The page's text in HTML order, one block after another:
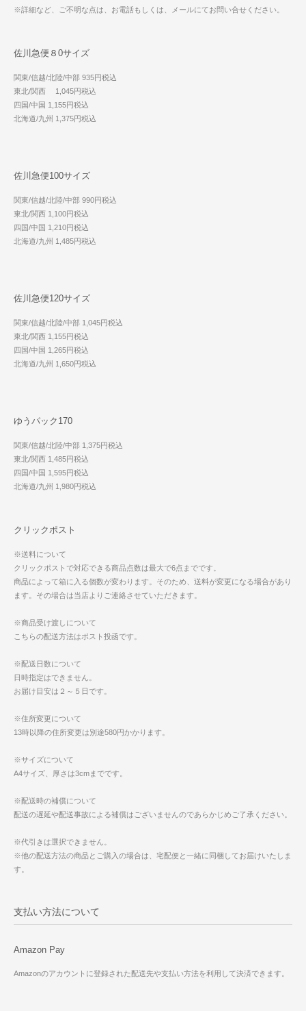
※詳細など、ご不明な点は、お電話もしくは、メールにてお問い合せください。
佐川急便８0サイズ
関東/信越/北陸/中部 935円税込
東北/関西 1,045円税込
四国/中国 1,155円税込
北海道/九州 1,375円税込
佐川急便100サイズ
関東/信越/北陸/中部 990円税込
東北/関西 1,100円税込
四国/中国 1,210円税込
北海道/九州 1,485円税込
佐川急便120サイズ
関東/信越/北陸/中部 1,045円税込
東北/関西 1,155円税込
四国/中国 1,265円税込
北海道/九州 1,650円税込
ゆうパック170
関東/信越/北陸/中部 1,375円税込
東北/関西 1,485円税込
四国/中国 1,595円税込
北海道/九州 1,980円税込
クリックポスト
※送料について
クリックポストで対応できる商品点数は最大で6点までです。
商品によって箱に入る個数が変わります。そのため、送料が変更になる場合があり
ます。その場合は当店よりご連絡させていただきます。
※商品受け渡しについて
こちらの配送方法はポスト投函です。
※配送日数について
日時指定はできません。
お届け目安は２～５日です。
※住所変更について
13時以降の住所変更は別途580円かかります。
※サイズについて
A4サイズ、厚さは3cmまでです。
※配送時の補償について
配送の遅延や配送事故による補償はございませんのであらかじめご了承ください。
※代引きは選択できません。
※他の配送方法の商品とご購入の場合は、宅配便と一緒に同梱してお届けいたしま
す。
支払い方法について
Amazon Pay
Amazonのアカウントに登録された配送先や支払い方法を利用して決済できます。